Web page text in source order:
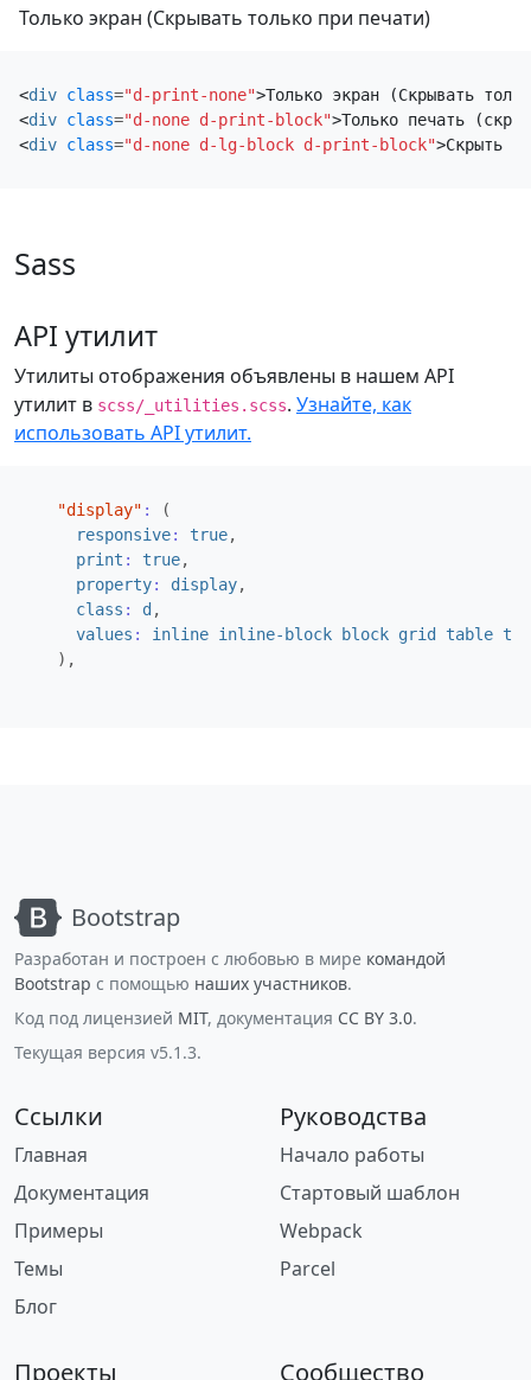
Только экран (Скрывать только при печати)
<div class="d-print-none">Только экран (Скрывать
<div class="d-none d-print-block">Только печать
<div class="d-none d-lg-block d-print-block">Скрыть
Sass
API утилит
Утилиты отображения объявлены в нашем API
утилит в scss/_utilities.scss. Узнайте, как
использовать API утилит.
"display" :
(
responsive: true,
print : true,
property: display,
class : d,
values : inline inline-block block grid table
),
Bootstrap
Разработан и построен с любовью в мире командой
Bootstrap с помощью наших участников.
Код под лицензией MIT, документация CC BY 3.0.
Текущая версия v5.1.3.
Ссылки
Главная
Документация
Примеры
Темы
Блог
Руководства
Начало работы
Стартовый шаблон
Webpack
Parcel
Проекты Сообщество